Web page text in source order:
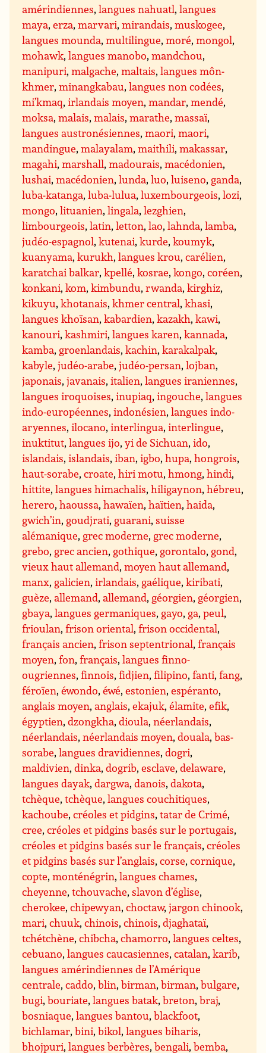
amérindiennes,langues nahuatl,langues
maya,erza,marvari,mirandais,muskogee,
langues mounda,multilingue,moré,mongol,
mohawk,langues manobo,mandchou,
manipuri,malgache,maltais,langues môn-
khmer,minangkabau,langues non codées,
mi’kmaq,irlandais moyen,mandar,mendé,
moksa,malais,malais,marathe,massaï,
langues austronésiennes,maori,maori,
mandingue,malayalam,maithili,makassar,
magahi,marshall,madourais,macédonien,
lushai,macédonien,lunda,luo,luiseno, ganda,
luba-katanga,luba-lulua,luxembourgeois,lozi,
mongo,lituanien,lingala,lezghien,
limbourgeois,latin,letton,lao,lahnda,lamba,
judéo-espagnol,kutenai,kurde,koumyk,
kuanyama,kurukh,langues krou,carélien,
karatchai balkar,kpellé,kosrae,kongo,coréen,
konkani,kom,kimbundu,rwanda,kirghiz,
kikuyu,khotanais,khmer central,khasi,
langues khoïsan,kabardien,kazakh,kawi,
kanouri,kashmiri,langues karen,kannada,
kamba, groenlandais,kachin,karakalpak,
kabyle,judéo-arabe,judéo-persan,lojban,
japonais,javanais,italien,langues iraniennes,
langues iroquoises,inupiaq,ingouche,langues
indo-européennes,indonésien,langues indo-
aryennes,ilocano,interlingua,interlingue,
inuktitut,langues ijo,yi de Sichuan,ido,
islandais,islandais,iban,igbo,hupa,hongrois,
haut-sorabe,croate,hiri motu,hmong,hindi,
hittite,langues himachalis,hiligaynon,hébreu,
herero,haoussa,hawaïen,haïtien,haida,
gwich’in, goudjrati, guarani,suisse
alémanique, grec moderne, grec moderne,
grebo, grec ancien, gothique, gorontalo, gond,
vieux haut allemand,moyen haut allemand,
manx, galicien,irlandais, gaélique,kiribati,
guèze,allemand,allemand, géorgien, géorgien,
gbaya,langues germaniques, gayo, ga,peul,
frioulan,frison oriental,frison occidental,
français ancien,frison septentrional,français
moyen,fon,français,langues finno-
ougriennes,finnois,fidjien,filipino,fanti,fang,
féroïen,éwondo,éwé,estonien,espéranto,
anglais moyen,anglais,ekajuk,élamite,efik,
égyptien,dzongkha,dioula,néerlandais,
néerlandais,néerlandais moyen,douala,bas-
sorabe,langues dravidiennes,dogri,
maldivien,dinka,dogrib,esclave,delaware,
langues dayak,dargwa,danois,dakota,
tchèque,tchèque,langues couchitiques,
kachoube,créoles et pidgins,tatar de Crimé,
cree,créoles et pidgins basés sur le portugais,
créoles et pidgins basés sur le français,créoles
et pidgins basés sur l’anglais,corse,cornique,
copte,monténégrin,langues chames,
cheyenne,tchouvache,slavon d’église,
cherokee,chipewyan,choctaw,jargon chinook,
mari,chuuk,chinois,chinois,djaghataï,
tchétchène,chibcha,chamorro,langues celtes,
cebuano,langues caucasiennes,catalan,karib,
langues amérindiennes de l’Amérique
centrale,caddo,blin,birman,birman,bulgare,
bugi,bouriate,langues batak,breton,braj,
bosniaque,langues bantou,blackfoot,
bichlamar,bini,bikol,langues biharis,
bhojpuri,langues berbères,bengali,bemba,